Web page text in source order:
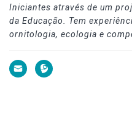
Iniciantes através de um
da Educação. Tem
ornitologia, ecologia e